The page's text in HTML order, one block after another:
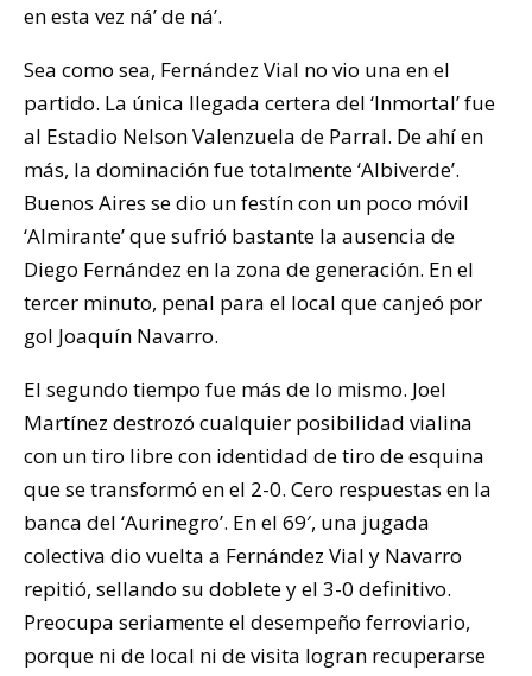
en esta vez ná’ de ná’.
Sea como sea, Fernández Vial no vio una en el
partido. La única llegada certera del ‘Inmortal’ fue
al Estadio Nelson Valenzuela de Parral. De ahí en
más, la dominación fue totalmente ‘Albiverde’.
Buenos Aires se dio un festín con un poco móvil
‘Almirante’ que sufrió bastante la ausencia de
Diego Fernández en la zona de generación. En el
tercer minuto, penal para el local que canjeó por
gol Joaquín Navarro.
El segundo tiempo fue más de lo mismo. Joel
Martínez destrozó cualquier posibilidad vialina
con un tiro libre con identidad de tiro de esquina
que se transformó en el 2-0. Cero respuestas en la
banca del ‘Aurinegro’. En el 69′, una jugada
colectiva dio vuelta a Fernández Vial y Navarro
repitió, sellando su doblete y el 3-0 definitivo.
Preocupa seriamente el desempeño ferroviario,
porque ni de local ni de visita logran recuperarse